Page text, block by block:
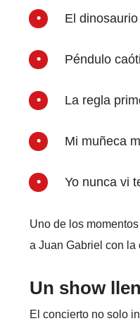
El
Péndulo
La regla
Mi muñeca
Yo nunca vi
Uno de los
a Juan Gabriel con la
Un show
El concierto no solo